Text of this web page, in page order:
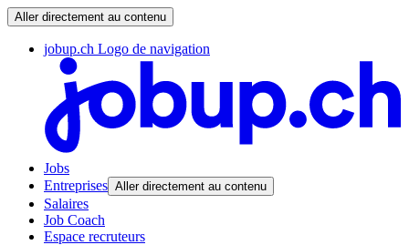
Aller directement au contenu
jobup.ch Logo de navigation
Jobs
Entreprises Aller directement au contenu
Salaires
Job Coach
Espace recruteurs